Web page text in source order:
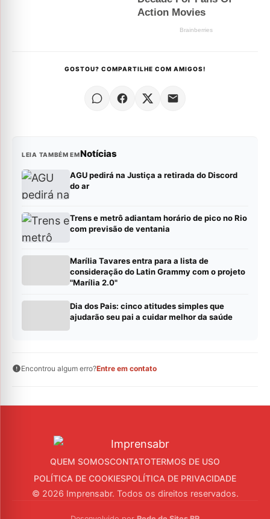
GOSTOU? COMPARTILHE COM AMIGOS!
LEIA TAMBÉM EMNotícias
AGU pedirá na Justiça a retirada do Discord
do ar
Trens e metrô adiantam horário de pico no Rio
com previsão de ventania
Marília Tavares entra para a lista de
consideração do Latin Grammy com o projeto
"Marília 2.0"
Dia dos Pais: cinco atitudes simples que
ajudarão seu pai a cuidar melhor da saúde
Encontrou algum erro?Entre em contato
QUEM SOMOSCONTATOTERMOS DE USO
POLÍTICA DE COOKIESPOLÍTICA DE PRIVACIDADE
© 2026 Imprensabr. Todos os direitos reservados.